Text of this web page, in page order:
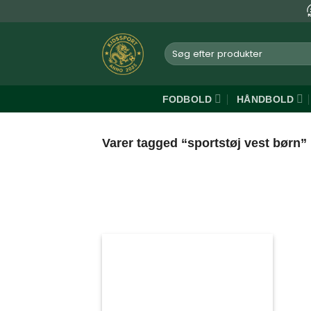
til
Søg
efter:
FODBOLD HÅNDBOLD
Varer tagged “sportstøj vest børn”